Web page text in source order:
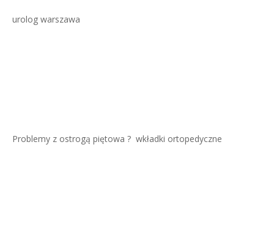
urolog warszawa
Problemy z ostrogą piętowa ? wkładki ortopedyczne